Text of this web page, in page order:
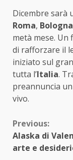
Dicembre sarà
Roma, Bologna
metà mese. Un
di rafforzare il
iniziato sul
tutta l’Italia.
preannuncia
vivo.
Continue
Reading
Previous:
Alaska di
arte e